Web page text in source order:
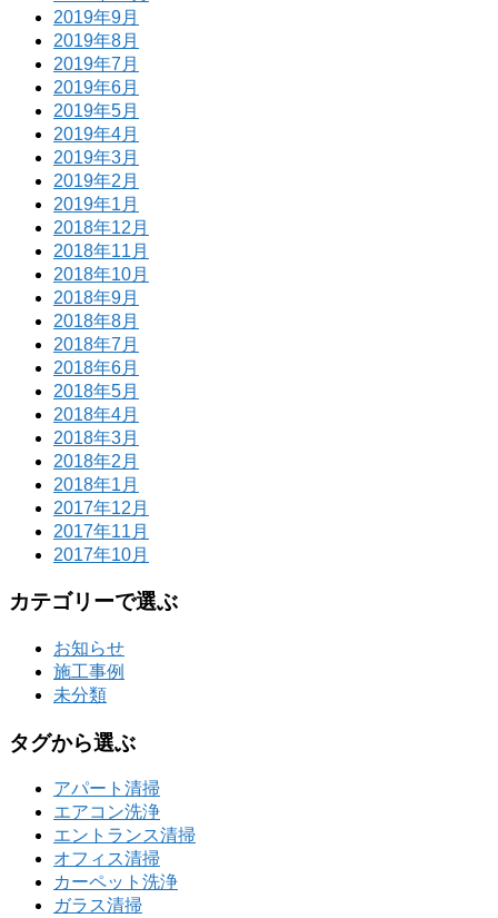
2019年9月
2019年8月
2019年7月
2019年6月
2019年5月
2019年4月
2019年3月
2019年2月
2019年1月
2018年12月
2018年11月
2018年10月
2018年9月
2018年8月
2018年7月
2018年6月
2018年5月
2018年4月
2018年3月
2018年2月
2018年1月
2017年12月
2017年11月
2017年10月
カテゴリーで選ぶ
お知らせ
施工事例
未分類
タグから選ぶ
アパート清掃
エアコン洗浄
エントランス清掃
オフィス清掃
カーペット洗浄
ガラス清掃